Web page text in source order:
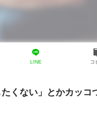
LINE コ
くない」とかカッコ